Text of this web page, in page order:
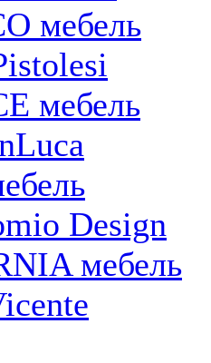
мебель
мебель
Design
мебель